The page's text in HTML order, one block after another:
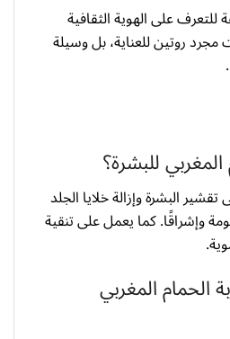
على الهوية الثقافية
روتين للعناية، بل وسيلة
للبشرة؟
البشرة وإزالة خلايا الجلد
وإشراقًا. كما يعمل على تنقية
المغربي